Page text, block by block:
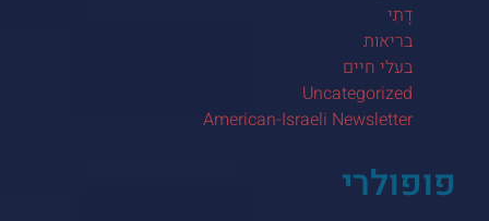
דָתִי
בריאות
בעלי חיים
Uncategorized
American-Israeli Newsletter
פופולרי